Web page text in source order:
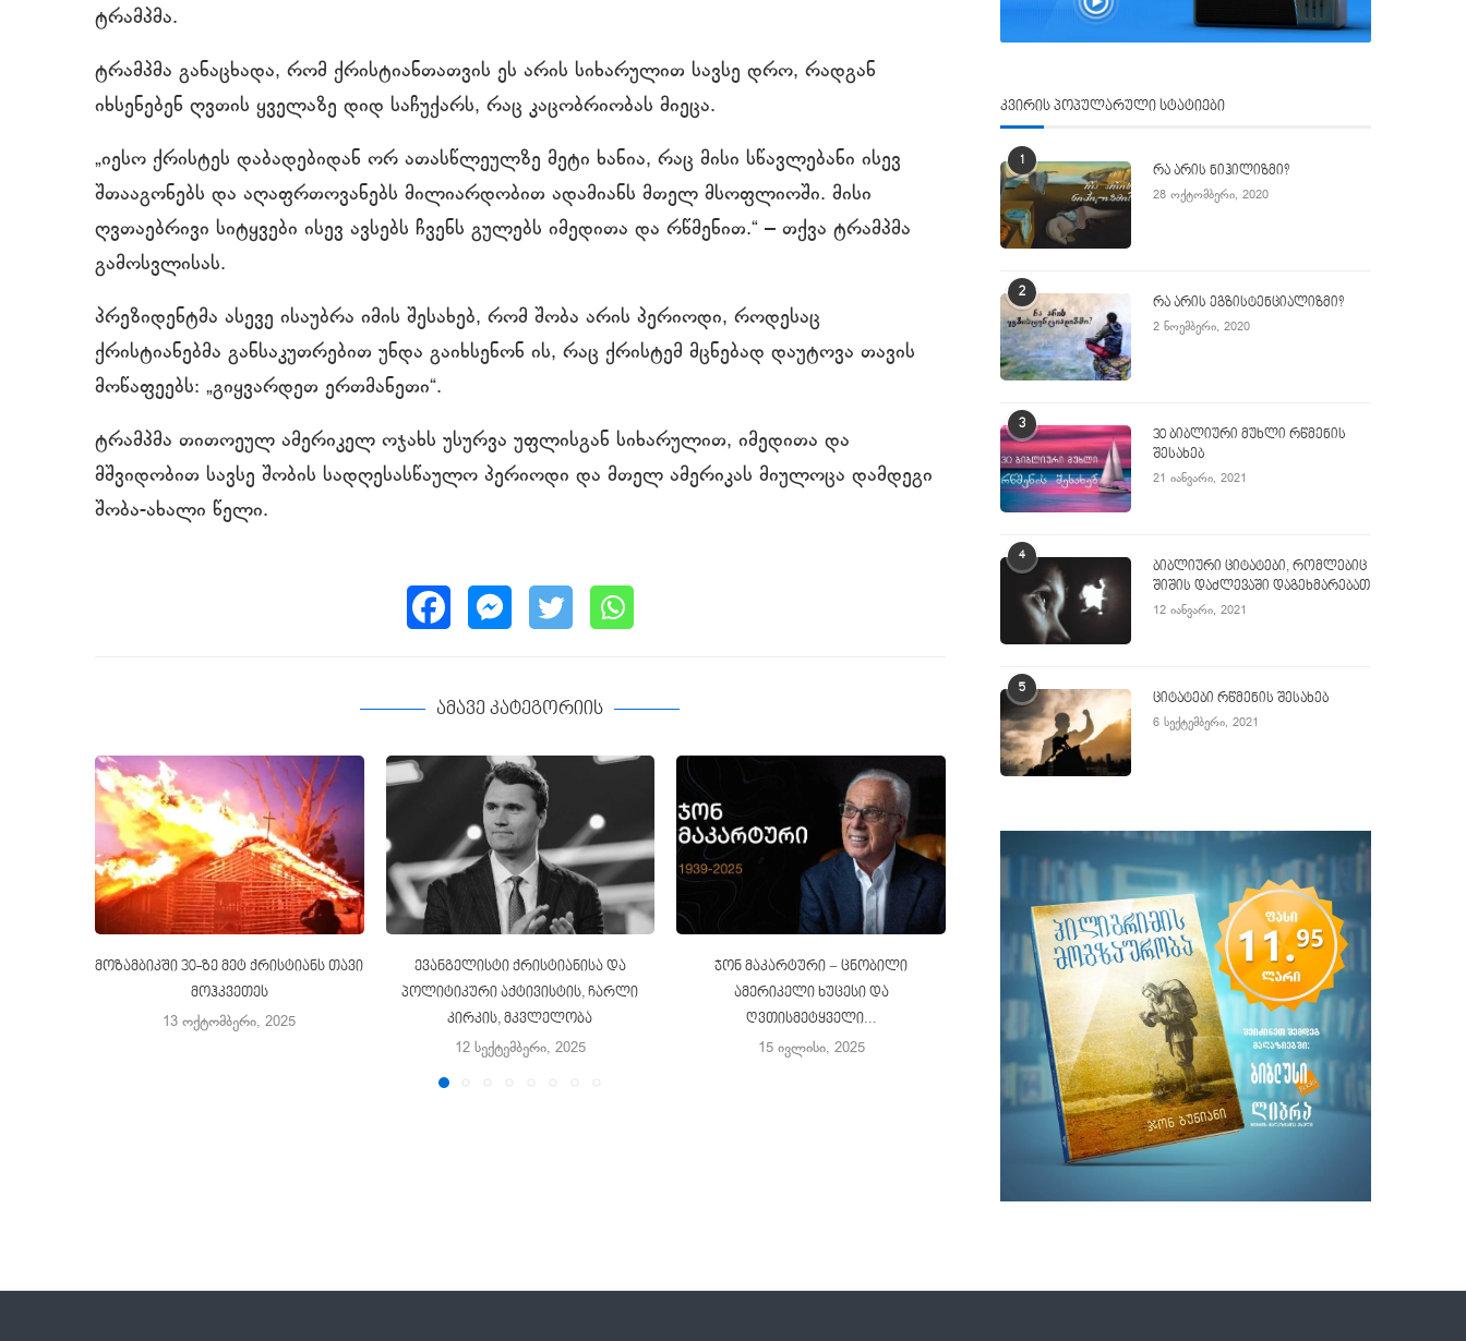
ტრამპმა.
ტრამპმა განაცხადა, რომ ქრისტიანთათვის ეს არის სიხარულით სავსე დრო, რადგან
იხსენებენ ღვთის ყველაზე დიდ საჩუქარს, რაც კაცობრიობას მიეცა.
„იესო ქრისტეს დაბადებიდან ორ ათასწლეულზე მეტი ხანია, რაც მისი სწავლებანი ისევ
შთააგონებს და აღაფრთოვანებს მილიარდობით ადამიანს მთელ მსოფლიოში. მისი
ღვთაებრივი სიტყვები ისევ ავსებს ჩვენს გულებს იმედითა და რწმენით.“ – თქვა ტრამპმა
გამოსვლისას.
პრეზიდენტმა ასევე ისაუბრა იმის შესახებ, რომ შობა არის პერიოდი, როდესაც
ქრისტიანებმა განსაკუთრებით უნდა გაიხსენონ ის, რაც ქრისტემ მცნებად დაუტოვა თავის
მოწაფეებს: „გიყვარდეთ ერთმანეთი“.
ტრამპმა თითოეულ ამერიკელ ოჯახს უსურვა უფლისგან სიხარულით, იმედითა და
მშვიდობით სავსე შობის სადღესასწაულო პერიოდი და მთელ ამერიკას მიულოცა დამდეგი
შობა-ახალი წელი.
ამავე კატეგორიის
მოზამბიკში 30-ზე მეტ ქრისტიანს თავი
მოჰკვეთეს
13 ოქტომბერი, 2025
ევანგელისტი ქრისტიანისა და
პოლიტიკური აქტივისტის, ჩარლი
კირკის, მკვლელობა
12 სექტემბერი, 2025
ჯონ მაკარტური − ცნობილი
ამერიკელი ხუცესი და
ღვთისმეტყველი...
15 ივლისი, 2025
ტელემახარებელი ჯიმი სვაგერტი 90
წლის ასაკში გარდაიცვალა
2 ივლისი, 2025
ქრისტიანმა რეპერმა
„გრემის“ კიდევ ორი ჯილდო
7 თებერვალი, 2024
კვირის პოპულარული სტატიები
1
რა არის ნიჰილიზმი?
28 ოქტომბერი, 2020
2
რა არის ეგზისტენციალიზმი?
2 ნოემბერი, 2020
3
30 ბიბლიური მუხლი რწმენის
შესახებ
21 იანვარი, 2021
4
ბიბლიური ციტატები, რომლებიც
შიშის დაძლევაში დაგეხმარებათ
12 იანვარი, 2021
5
ციტატები რწმენის შესახებ
6 სექტემბერი, 2021